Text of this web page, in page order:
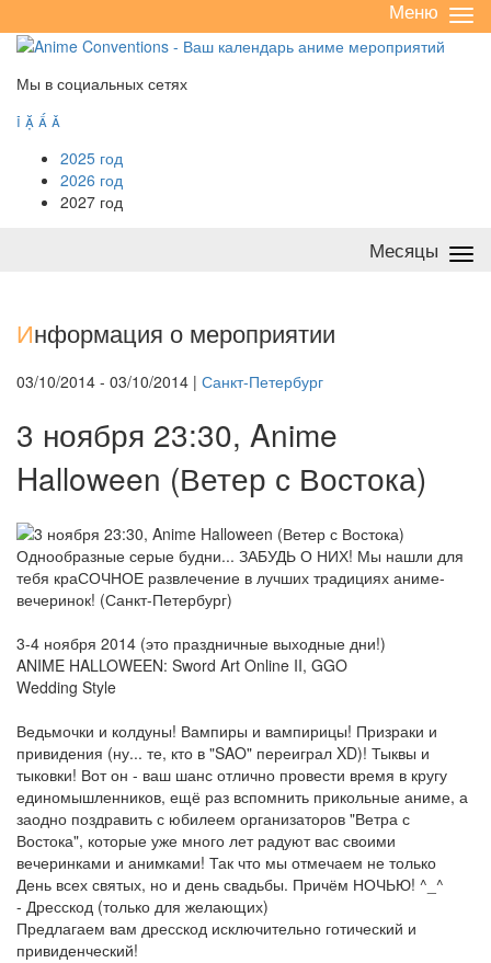
/
Меню
Мы в социальных сетях
   
2025 год
2026 год
2027 год
Месяцы
Информация о мероприятии
03/10/2014 - 03/10/2014 | Санкт-Петербург
3 ноября 23:30, Anime
Halloween (Ветер с Востока)
Однообразные серые будни... ЗАБУДЬ О НИХ! Мы нашли для
тебя краСОЧНОЕ развлечение в лучших традициях аниме-
вечеринок! (Санкт-Петербург)
3-4 ноября 2014 (это праздничные выходные дни!)
ANIME HALLOWEEN: Sword Art Online II, GGO
Wedding Style
Ведьмочки и колдуны! Вампиры и вампирицы! Призраки и
привидения (ну... те, кто в "SAO" переиграл XD)! Тыквы и
тыковки! Вот он - ваш шанс отлично провести время в кругу
единомышленников, ещё раз вспомнить прикольные аниме, а
заодно поздравить с юбилеем организаторов "Ветра с
Востока", которые уже много лет радуют вас своими
вечеринками и анимками! Так что мы отмечаем не только
День всех святых, но и день свадьбы. Причём НОЧЬЮ! ^_^
- Дресскод (только для желающих)
Предлагаем вам дресскод исключительно готический и
привиденческий!